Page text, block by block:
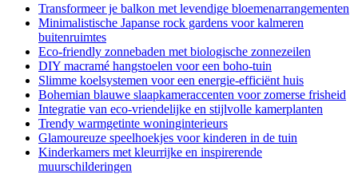
Transformeer je balkon met levendige bloemenarrangementen
Minimalistische Japanse rock gardens voor kalmeren
buitenruimtes
Eco-friendly zonnebaden met biologische zonnezeilen
DIY macramé hangstoelen voor een boho-tuin
Slimme koelsystemen voor een energie-efficiënt huis
Bohemian blauwe slaapkameraccenten voor zomerse frisheid
Integratie van eco-vriendelijke en stijlvolle kamerplanten
Trendy warmgetinte woninginterieurs
Glamoureuze speelhoekjes voor kinderen in de tuin
Kinderkamers met kleurrijke en inspirerende
muurschilderingen